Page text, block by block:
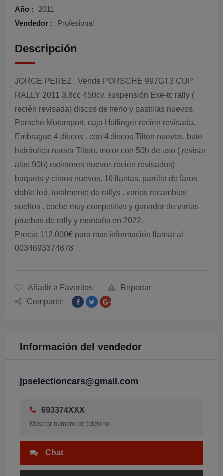
Año :
2011
Vendedor :
Profesional
Descripción
JORGE PEREZ . Vende PORSCHE 997GT3 CUP
RALLY 2011 3.8cc 450cv. suspensión Exe-tc rally (
recién revisada) discos de freno y pastillas nuevos.
Porsche Motorsport. caja Hollinger recién revisada.
Embrague 4 discos . con 4 discos Tilton nuevos. bute
hidráulica nueva Tilton. motor con 50h de uso ( revisar
alas 90h) extintores nuevos recién revisados) .
baquets y cintos nuevos. 10 llantas. parrilla de faros
doble led. totalmente de rallys . varios recambios
sueltos . coche muy competitivo y ganador de varias
pruebas de rally y montaña en 2022.
Precio 112.000€ para mas información llamar al
0034693374878
Añadir a Favoritos
Reportar
Compartir:
Información del vendedor
jpselectioncars@gmail.com
693374XXX
Mostrar número de teléfono
Chat